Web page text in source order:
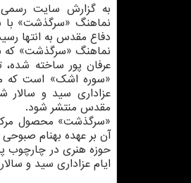
به گزارش سایت رسمی
نماهنگ «سرگذشت» با
دفاع مقدس به انتها
نماهنگ «سرگذشت» که
عرفان پور ساخته
«سوره اشک» است که
عزاداری سید و سالار
مقدس منتشر شود.
«سرگذشت» محصول
آن بر عهده بهنام
حوزه هنری در چارچوب
ایام عزاداری سید و